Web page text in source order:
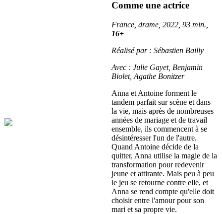
Comme une actrice
France, drame, 2022, 93 min.,
16+
Réalisé par : Sébastien Bailly
Avec : Julie Gayet, Benjamin
Biolet, Agathe Bonitzer
Anna et Antoine forment le
tandem parfait sur scène et dans
la vie, mais après de nombreuses
années de mariage et de travail
ensemble, ils commencent à se
désintéresser l'un de l'autre.
Quand Antoine décide de la
quitter, Anna utilise la magie de la
transformation pour redevenir
jeune et attirante. Mais peu à peu
le jeu se retourne contre elle, et
Anna se rend compte qu'elle doit
choisir entre l'amour pour son
mari et sa propre vie.